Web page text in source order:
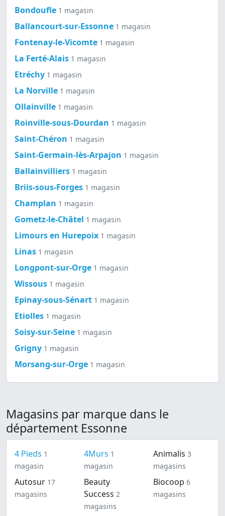
Bondoufle 1 magasin
Ballancourt-sur-Essonne 1 magasin
Fontenay-le-Vicomte 1 magasin
La Ferté-Alais 1 magasin
Etréchy 1 magasin
La Norville 1 magasin
Ollainville 1 magasin
Roinville-sous-Dourdan 1 magasin
Saint-Chéron 1 magasin
Saint-Germain-lès-Arpajon 1 magasin
Ballainvilliers 1 magasin
Briis-sous-Forges 1 magasin
Champlan 1 magasin
Gometz-le-Châtel 1 magasin
Limours en Hurepoix 1 magasin
Linas 1 magasin
Longpont-sur-Orge 1 magasin
Wissous 1 magasin
Epinay-sous-Sénart 1 magasin
Etiolles 1 magasin
Soisy-sur-Seine 1 magasin
Grigny 1 magasin
Morsang-sur-Orge 1 magasin
Magasins par marque dans le
département Essonne
4 Pieds 1
magasin
4Murs 1
magasin
Animalis 3
magasins
Autosur 17
magasins
Beauty
Success 2
magasins
Biocoop 6
magasins